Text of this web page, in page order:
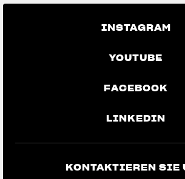
INSTAGRAM
YOUTUBE
FACEBOOK
LINKEDIN
KONTAKTIEREN SIE